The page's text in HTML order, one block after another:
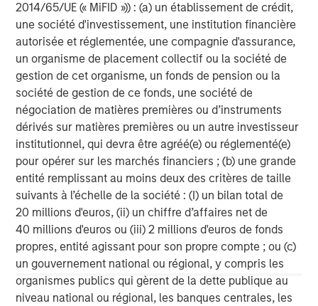
2014/65/UE (« MiFID »)) : (a) un établissement de crédit,
une société d'investissement, une institution financière
autorisée et réglementée, une compagnie d'assurance,
un organisme de placement collectif ou la société de
gestion de cet organisme, un fonds de pension ou la
société de gestion de ce fonds, une société de
négociation de matières premières ou d’instruments
dérivés sur matières premières ou un autre investisseur
institutionnel, qui devra être agréé(e) ou réglementé(e)
pour opérer sur les marchés financiers ; (b) une grande
entité remplissant au moins deux des critères de taille
suivants à l’échelle de la société : (I) un bilan total de
20 millions d'euros, (ii) un chiffre d’affaires net de
40 millions d'euros ou (iii) 2 millions d'euros de fonds
propres, entité agissant pour son propre compte ; ou (c)
un gouvernement national ou régional, y compris les
organismes publics qui gèrent de la dette publique au
niveau national ou régional, les banques centrales, les
Morgan Stanley Energy Partners is the energy-focused
private equity business of Morgan Stanley Investment
Management that makes privately negotiated equity and
equity-related investments in energy companies located
primarily in North America. Morgan Stanley Energy
Partners pursues a differentiated investment strategy,
focused on the buyout and build-up of strategically
attractive, established energy businesses across the
energy value chain in partnership with world-class
management teams. Morgan Stanley Investment
Management together with its investment advisory
affiliates has more than 700 investment professionals
around the world and $665 billion in assets under
management or supervision as of June 30, 2020. For
further information about Morgan Stanley Energy
Partners, please
visit
www.morganstanley.com/im/energypartners